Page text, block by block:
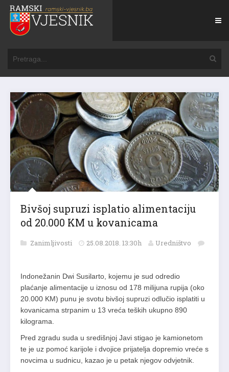
Bivšoj supruzi isplatio alimentaciju
od 20.000 KM u kovanicama
Zanimljivosti 25.08.2018. 13:30h Uredništvo
Indonežanin Dwi Susilarto, kojemu je sud odredio
plaćanje alimentacije u iznosu od 178 milijuna rupija (oko
20.000 KM) punu je svotu bivšoj supruzi odlučio isplatiti u
kovanicama strpanim u 13 vreća teških ukupno 890
kilograma.
Pred zgradu suda u središnjoj Javi stigao je kamionetom
te je uz pomoć karijole i dvojice prijatelja dopremio vreće s
novcima u sudnicu, kazao je u petak njegov odvjetnik.